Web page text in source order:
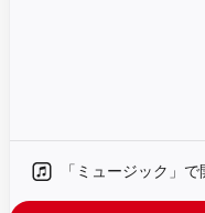
「ミュージック」で